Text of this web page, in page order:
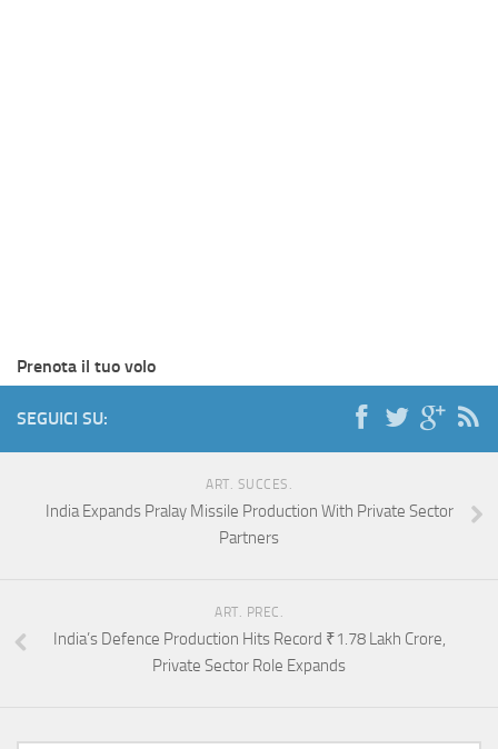
Prenota il tuo volo
SEGUICI SU:
ART. SUCCES.
India Expands Pralay Missile Production With Private Sector
Partners
ART. PREC.
India’s Defence Production Hits Record ₹1.78 Lakh Crore,
Private Sector Role Expands